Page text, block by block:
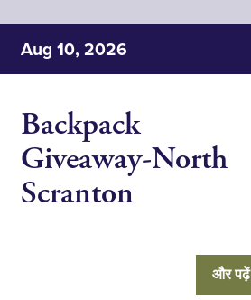
Aug 10, 2026
Backpack
Giveaway-North
Scranton
और पढ़ें